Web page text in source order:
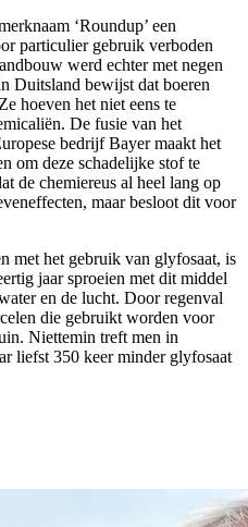
‘Roundup’ een
particulier gebruik verboden
werd echter met negen
Duitsland bewijst dat boeren
hoeven het niet eens te
De fusie van het
bedrijf Bayer maakt het
om deze schadelijke stof te
de chemiereus al heel lang op
maar besloot dit voor
met het gebruik van glyfosaat, is
jaar sproeien met dit middel
en de lucht. Door regenval
die gebruikt worden voor
Niettemin treft men in
liefst 350 keer minder glyfosaat